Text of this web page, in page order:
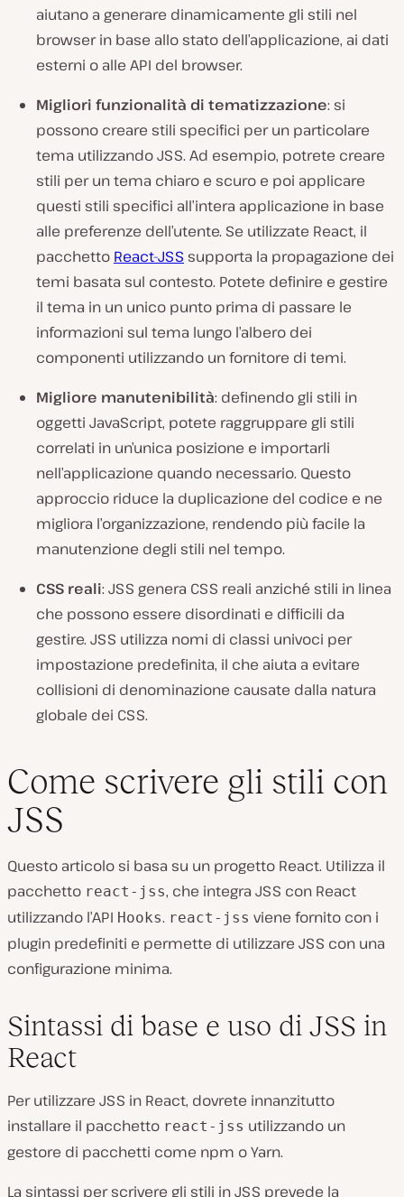
aiutano a generare dinamicamente gli stili nel
browser in base allo stato dell’applicazione, ai dati
esterni o alle API del browser.
Migliori funzionalità di tematizzazione: si
possono creare stili specifici per un particolare
tema utilizzando JSS. Ad esempio, potrete creare
stili per un tema chiaro e scuro e poi applicare
questi stili specifici all’intera applicazione in base
alle preferenze dell’utente. Se utilizzate React, il
pacchetto React-JSS supporta la propagazione dei
temi basata sul contesto. Potete definire e gestire
il tema in un unico punto prima di passare le
informazioni sul tema lungo l’albero dei
componenti utilizzando un fornitore di temi.
Migliore manutenibilità: definendo gli stili in
oggetti JavaScript, potete raggruppare gli stili
correlati in un’unica posizione e importarli
nell’applicazione quando necessario. Questo
approccio riduce la duplicazione del codice e ne
migliora l’organizzazione, rendendo più facile la
manutenzione degli stili nel tempo.
CSS reali: JSS genera CSS reali anziché stili in linea
che possono essere disordinati e difficili da
gestire. JSS utilizza nomi di classi univoci per
impostazione predefinita, il che aiuta a evitare
collisioni di denominazione causate dalla natura
globale dei CSS.
Come scrivere gli stili con
JSS
Questo articolo si basa su un progetto React. Utilizza il
pacchetto react-jss, che integra JSS con React
utilizzando l’API Hooks. react-jss viene fornito con i
plugin predefiniti e permette di utilizzare JSS con una
configurazione minima.
Sintassi di base e uso di JSS in
React
Per utilizzare JSS in React, dovrete innanzitutto
installare il pacchetto react-jss utilizzando un
gestore di pacchetti come npm o Yarn.
La sintassi per scrivere gli stili in JSS prevede la